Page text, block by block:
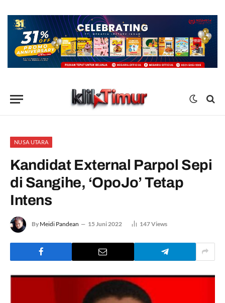
NUSA UTARA
Kandidat External Parpol Sepi
di Sangihe, ‘OpoJo’ Tetap
Intens
By Meidi Pandean 15 Juni 2022 147Views